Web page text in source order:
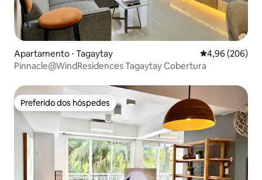
Apartamento ⋅ Tagaytay 4,96 de uma
4,96 (206)
Pinnacle@WindResidences Tagaytay Cobertura
Preferido dos hóspedes
Preferido dos hóspedes